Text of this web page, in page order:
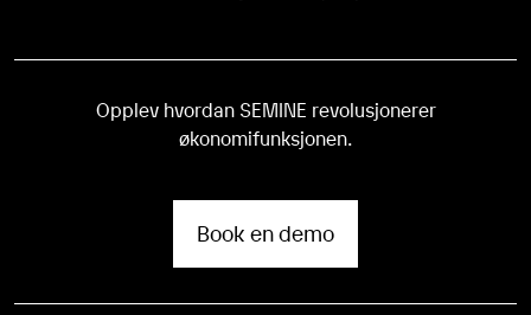
Opplev hvordan SEMINE revolusjonerer
økonomifunksjonen.
Book en demo